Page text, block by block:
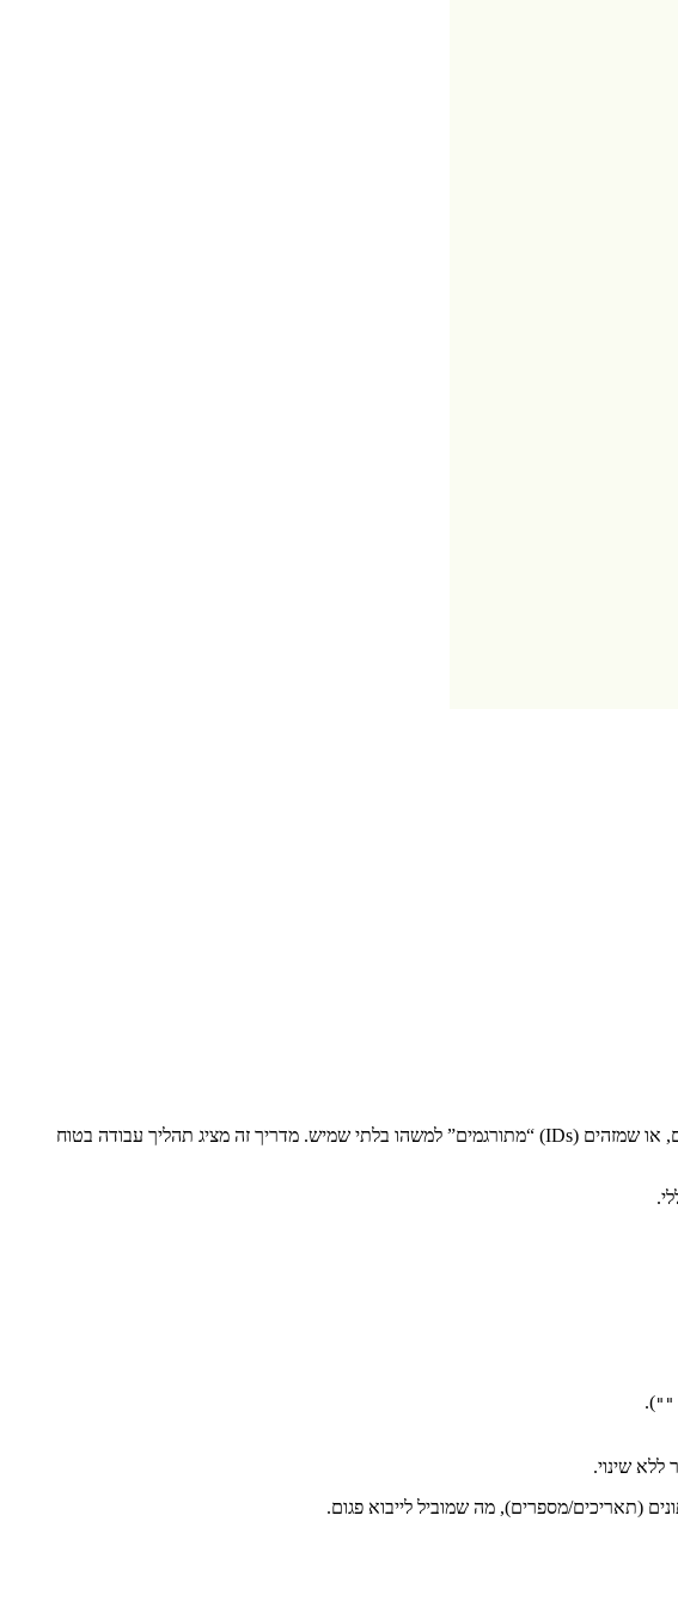
CSV נראה פשוט, אך תרגומו עלול להשתבש במהירות: עמודות זזות, מרכאות נשברות, תווים שאינם לטיניים הופכים לבלתי קריאים, או שמזהים (IDs) “מתורגמים” למשהו בלתי שמיש. מדריך זה מציג תהליך עבודה בטוח
""
).